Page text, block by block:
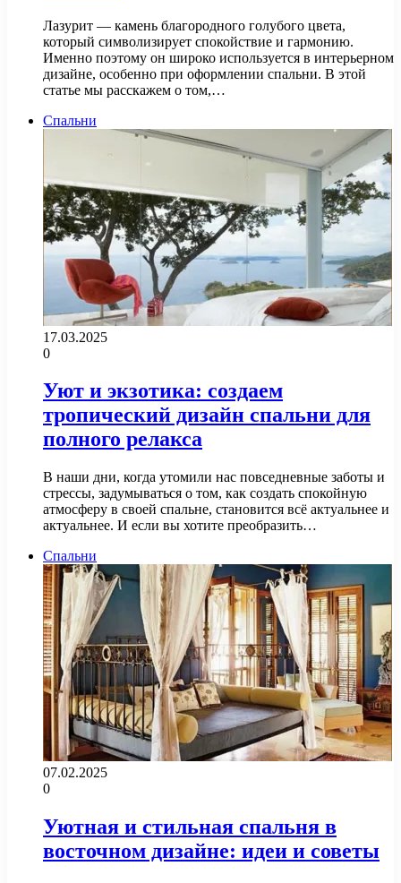
Лазурит — камень благородного голубого цвета,
который символизирует спокойствие и гармонию.
Именно поэтому он широко используется в интерьерном
дизайне, особенно при оформлении спальни. В этой
статье мы расскажем о том,…
Спальни
17.03.2025
0
Уют и экзотика: создаем
тропический дизайн спальни для
полного релакса
В наши дни, когда утомили нас повседневные заботы и
стрессы, задумываться о том, как создать спокойную
атмосферу в своей спальне, становится всё актуальнее и
актуальнее. И если вы хотите преобразить…
Спальни
07.02.2025
0
Уютная и стильная спальня в
восточном дизайне: идеи и советы